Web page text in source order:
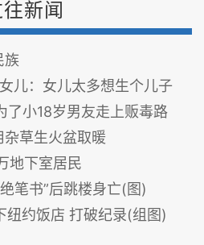
新闻
族
儿：女儿太多想生个儿子
了小18岁男友走上贩毒路
草生火盆取暖
地下室居民
笔书”后跳楼身亡(图)
纽约饭店 打破纪录(组图)